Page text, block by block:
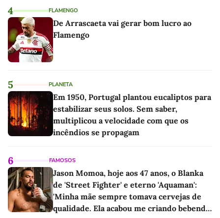
4 FLAMENGO
De Arrascaeta vai gerar bom lucro ao
Flamengo
5 PLANETA
Em 1950, Portugal plantou eucaliptos para
estabilizar seus solos. Sem saber,
multiplicou a velocidade com que os
incêndios se propagam
6 FAMOSOS
Jason Momoa, hoje aos 47 anos, o Blanka
de 'Street Fighter' e eterno 'Aquaman':
'Minha mãe sempre tomava cervejas de
qualidade. Ela acabou me criando bebendo